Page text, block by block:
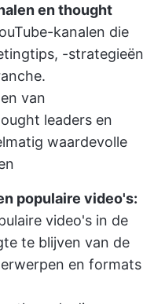
en thought
kanalen die
-strategieën
van
leaders en
waardevolle
populaire video's:
video's in de
te blijven van de
en formats